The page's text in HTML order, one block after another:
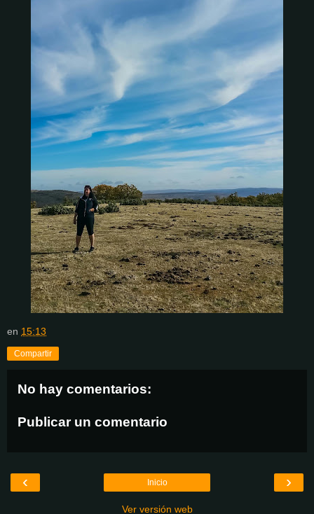
en 15:13
Compartir
No hay comentarios:
Publicar un comentario
‹ ›
Inicio
Ver versión web